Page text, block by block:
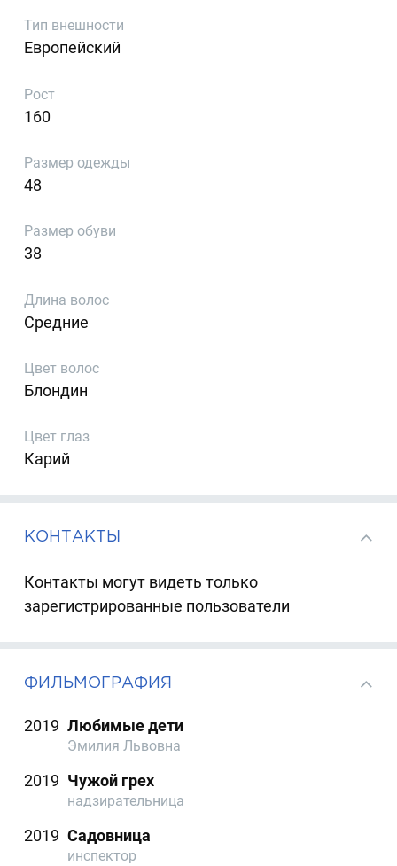
Тип внешности
Европейский
Рост
160
Размер одежды
48
Размер обуви
38
Длина волос
Средние
Цвет волос
Блондин
Цвет глаз
Карий
КОНТАКТЫ
Контакты могут видеть только
зарегистрированные пользователи
ФИЛЬМОГРАФИЯ
2019 Любимые дети
Эмилия Львовна
2019 Чужой грех
надзирательница
2019 Садовница
инспектор